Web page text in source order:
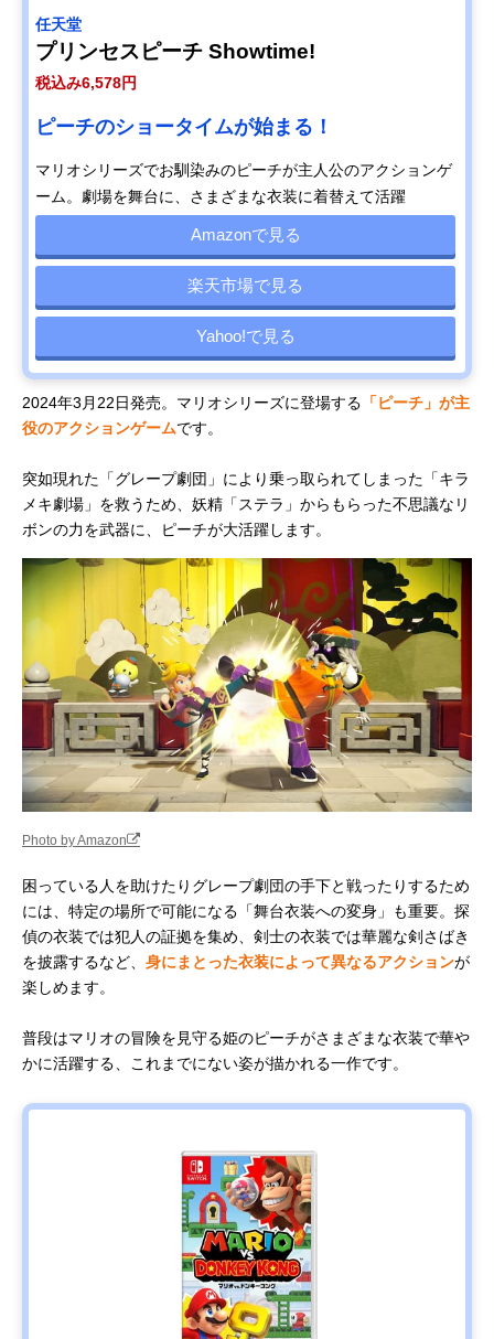
任天堂
プリンセスピーチ Showtime!
税込み6,578円
ピーチのショータイムが始まる！
マリオシリーズでお馴染みのピーチが主人公のアクションゲ
ーム。劇場を舞台に、さまざまな衣装に着替えて活躍
Amazonで見る
楽天市場で見る
Yahoo!で見る
2024年3月22日発売。マリオシリーズに登場する 「ピーチ」が主
役のアクションゲームです。
突如現れた「グレープ劇団」により乗っ取られてしまった「キラ
メキ劇場」を救うため、妖精「ステラ」からもらった不思議なリ
ボンの力を武器に、ピーチが大活躍します。
Photo by Amazon
困っている人を助けたりグレープ劇団の手下と戦ったりするため
には、特定の場所で可能になる「舞台衣装への変身」も重要。探
偵の衣装では犯人の証拠を集め、剣士の衣装では華麗な剣さばき
を披露するなど、 身にまとった衣装によって異なるアクションが
楽しめます。
普段はマリオの冒険を見守る姫のピーチがさまざまな衣装で華や
かに活躍する、これまでにない姿が描かれる一作です。